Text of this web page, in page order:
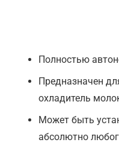
Полностью
Предназначен
охладитель
Может быть
абсолютно